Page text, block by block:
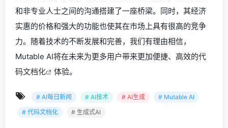
和非专业人士之间的沟通搭建了一座桥梁。同时，其经济
实惠的价格和强大的功能也使其在市场上具有很高的竞争
力。随着技术的不断发展和完善，我们有理由相信，
Mutable AI将在未来为更多用户带来更加便捷、高效的代
码文档化
体验。
# AI每日新闻 # AI技术 # AI生成
# Mutable AI
# 代码文档化
# 生成式AI